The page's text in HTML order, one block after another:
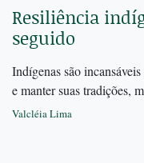
Resiliência
seguido
Indígenas são
e manter suas tradições,
Valcléia Lima